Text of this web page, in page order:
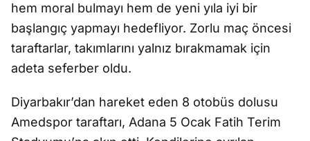
hem moral bulmayı hem de yeni yıla iyi bir
başlangıç yapmayı hedefliyor. Zorlu maç öncesi
taraftarlar, takımlarını yalnız bırakmamak için
adeta seferber oldu.
Diyarbakır’dan hareket eden 8 otobüs dolusu
Amedspor taraftarı, Adana 5 Ocak Fatih Terim